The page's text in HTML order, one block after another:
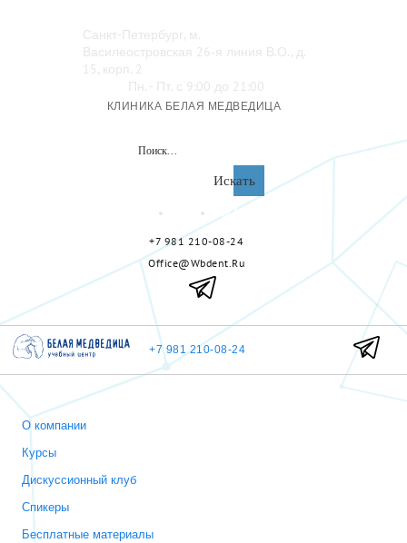
Санкт-Петербург, м.
Василеостровская 26‑я линия В.О., д.
15, корп. 2
Пн. - Пт. с 9:00 до 21:00
КЛИНИКА БЕЛАЯ МЕДВЕДИЦА
Искать
+7 981 210-08-24
Office@wbdent.ru
+7 981 210-08-24
О компании
Курсы
Дискуссионный клуб
Спикеры
Бесплатные материалы